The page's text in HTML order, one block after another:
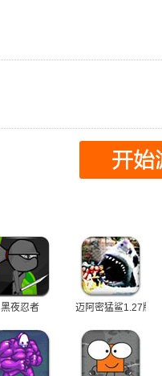
黑夜忍者 迈阿密猛鲨1.27版